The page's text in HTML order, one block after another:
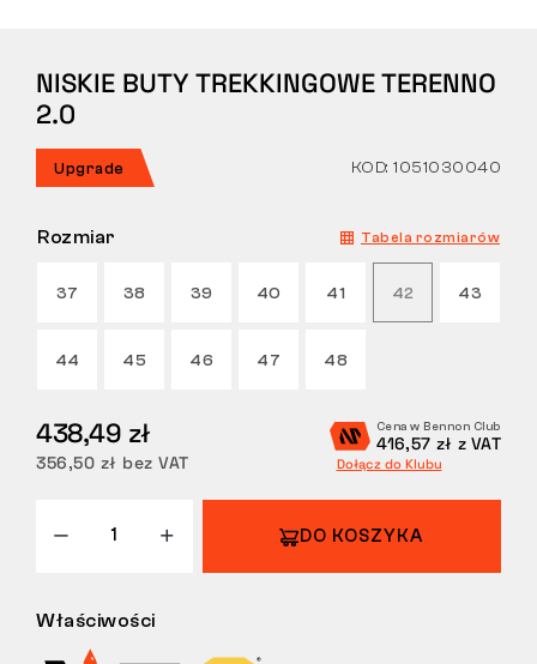
O NAS
LABORATORIUM BENNON
ZWROTY
NISKIE BUTY TREKKINGOWE TERENNO
2.0
Upgrade KOD: 1051030040
Rozmiar Tabela rozmiarów
37 38 39 40 41 42 43
44 45 46 47 48
438,49 zł
356,50 zł bez VAT
Cena w Bennon Club
416,57 zł z VAT
Dołącz do Klubu
DO KOSZYKA
Właściwości